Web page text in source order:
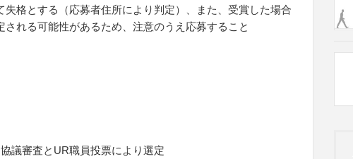
失格とする（応募者住所により判定）、また、受賞した場合
される可能性があるため、注意のうえ応募すること
議審査とUR職員投票により選定